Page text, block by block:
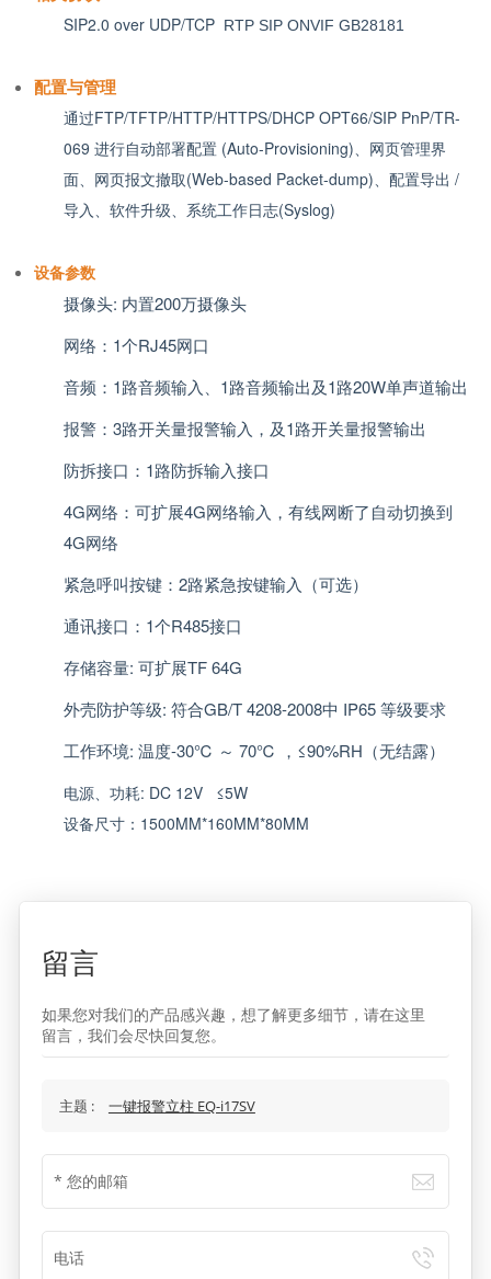
SIP2.0 over UDP/TCPRTP SIP ONVIF GB28181
配置与管理
通过FTP/TFTP/HTTP/HTTPS/DHCP OPT66/SIP PnP/TR-
069 进行自动部署配置 (Auto-Provisioning)、网页管理界
面、网页报文撤取(Web-based Packet-dump)、配置导出 /
导入、 软件升级、系统工作日志(Syslog)
设备参数
摄像头: 内置200万摄像头
网络： 1个RJ45网口
音频： 1路音频输入、 1路音频输出及1路20W单声道输出
报警： 3路开关量报警输入，及1路开关量报警输出
防拆接口： 1路防拆输入接口
4G网络：可扩展4G网络输入，有线网断了自动切换到
4G网络
紧急呼叫按键： 2路紧急按键输入（可选）
通讯接口： 1个R485接口
存储容量: 可扩展TF 64G
外壳防护等级: 符合GB/T 4208-2008中 IP65等级要求
工作环境: 温度-30℃ ～ 70℃ ， ≤90%RH （无结露）
电源、功耗: DC 12V ≤5W
设备尺寸：1500MM*160MM*80MM
留言
如果您对我们的产品感兴趣，想了解更多细节，请在这里
留言，我们会尽快回复您。
主题 : 一键报警立柱 EQ-i17SV